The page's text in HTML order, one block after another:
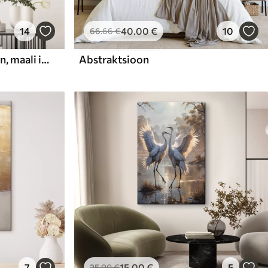
14
Abstraktne kompositsioon, maali imitatsioon
66.66€40.00€ 10
Abstraktsioon